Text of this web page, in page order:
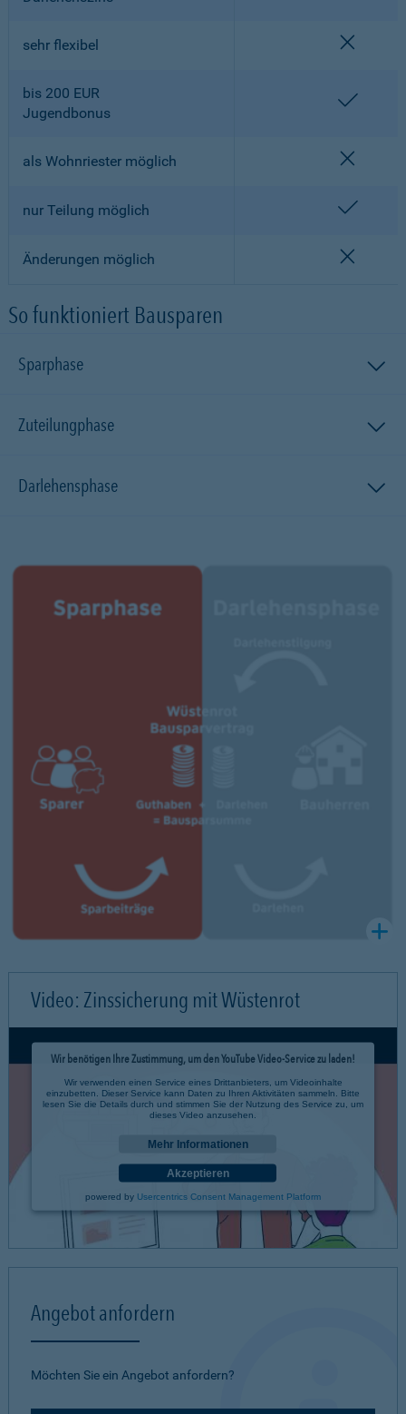
sehr flexibel
bis 200 EUR
Jugendbonus
als Wohnriester möglich
nur Teilung möglich
Änderungen möglich
So funktioniert Bausparen
Sparphase
Zuteilungphase
Darlehensphase
Video: Zinssicherung mit Wüstenrot
Wir benötigen Ihre Zustimmung, um den YouTube Video-Service zu laden!
Wir verwenden einen Service eines Drittanbieters, um Videoinhalte
einzubetten. Dieser Service kann Daten zu Ihren Aktivitäten sammeln. Bitte
lesen Sie die Details durch und stimmen Sie der Nutzung des Service zu, um
dieses Video anzusehen.
Mehr Informationen
Akzeptieren
powered by Usercentrics Consent Management Platform
Angebot anfordern
Möchten Sie ein Angebot anfordern?